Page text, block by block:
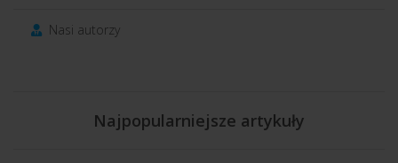
Nasi autorzy
Najpopularniejsze artykuły